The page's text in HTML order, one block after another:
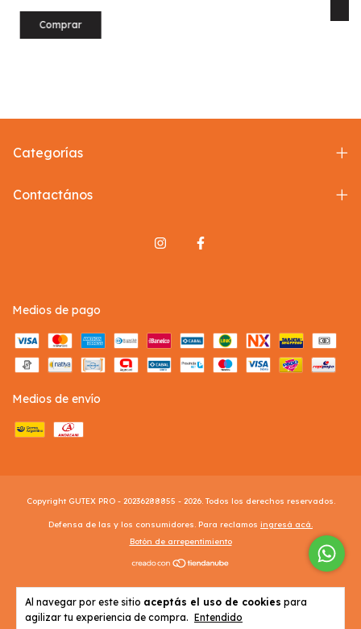
Al navegar por este sitio aceptás el uso de cookies para
agilizar tu experiencia de compra. Entendido
Comprar
Categorías
Contactános
Medios de pago
Medios de envío
Copyright GUTEX PRO - 20236288855 - 2026. Todos los derechos reservados.
Defensa de las y los consumidores. Para reclamos ingresá acá.
Botón de arrepentimiento